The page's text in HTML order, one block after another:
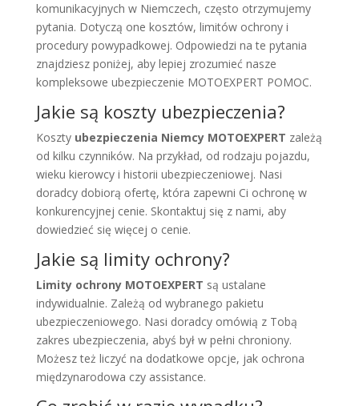
komunikacyjnych w Niemczech, często otrzymujemy
pytania. Dotyczą one kosztów, limitów ochrony i
procedury powypadkowej. Odpowiedzi na te pytania
znajdziesz poniżej, aby lepiej zrozumieć nasze
kompleksowe ubezpieczenie MOTOEXPERT POMOC.
Jakie są koszty ubezpieczenia?
Koszty ubezpieczenia Niemcy MOTOEXPERT zależą
od kilku czynników. Na przykład, od rodzaju pojazdu,
wieku kierowcy i historii ubezpieczeniowej. Nasi
doradcy dobiorą ofertę, która zapewni Ci ochronę w
konkurencyjnej cenie. Skontaktuj się z nami, aby
dowiedzieć się więcej o cenie.
Jakie są limity ochrony?
Limity ochrony MOTOEXPERT są ustalane
indywidualnie. Zależą od wybranego pakietu
ubezpieczeniowego. Nasi doradcy omówią z Tobą
zakres ubezpieczenia, abyś był w pełni chroniony.
Możesz też liczyć na dodatkowe opcje, jak ochrona
międzynarodowa czy assistance.